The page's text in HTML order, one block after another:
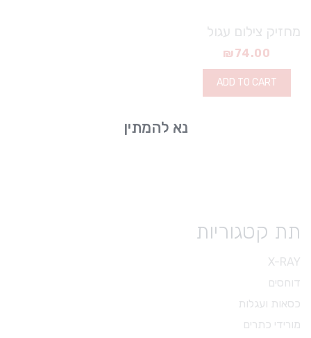
נא להמתין
מחזיק צילום עגול
₪74.00
ADD TO CART
תת קטגוריות
X-RAY
דוחסים
כסאות ועגלות
מורידי כתרים